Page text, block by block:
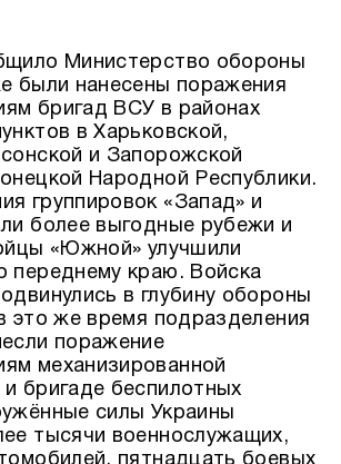
Министерство обороны
были нанесены поражения
бригад ВСУ в районах
в Харьковской,
и Запорожской
Народной Республики.
группировок «Запад» и
более выгодные рубежи и
«Южной» улучшили
переднему краю. Войска
в глубину обороны
это же время подразделения
поражение
механизированной
бригаде беспилотных
силы Украины
тысячи военнослужащих,
пятнадцать боевых